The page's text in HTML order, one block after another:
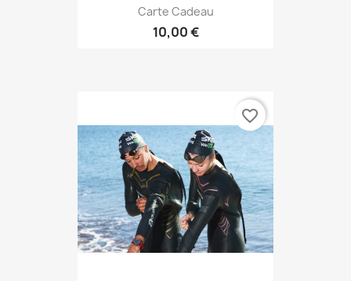
Carte Cadeau
10,00 €
favorite_border